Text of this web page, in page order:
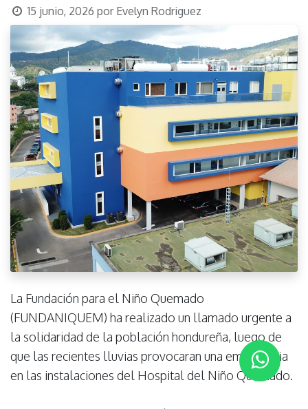
15 junio, 2026 por Evelyn Rodriguez
La Fundación para el Niño Quemado
(FUNDANIQUEM) ha realizado un llamado urgente a
la solidaridad de la población hondureña, luego de
que las recientes lluvias provocaran una emergencia
en las instalaciones del Hospital del Niño Quemado.